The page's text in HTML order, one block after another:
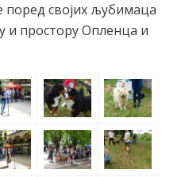
својих љубимаца
и простору Опленца и